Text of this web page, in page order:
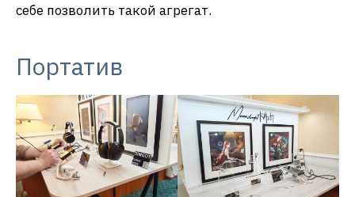
себе позволить такой агрегат.
Портатив